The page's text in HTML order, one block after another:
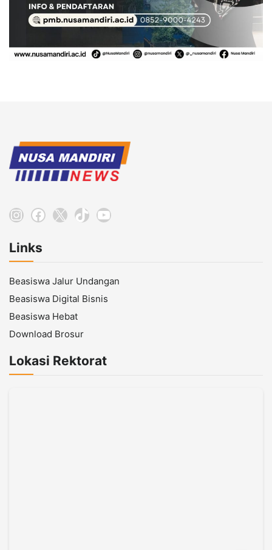
Instagram
Facebook
X TikTokYouTube
Links
Beasiswa Jalur Undangan
Beasiswa Digital Bisnis
Beasiswa Hebat
Download Brosur
Lokasi Rektorat